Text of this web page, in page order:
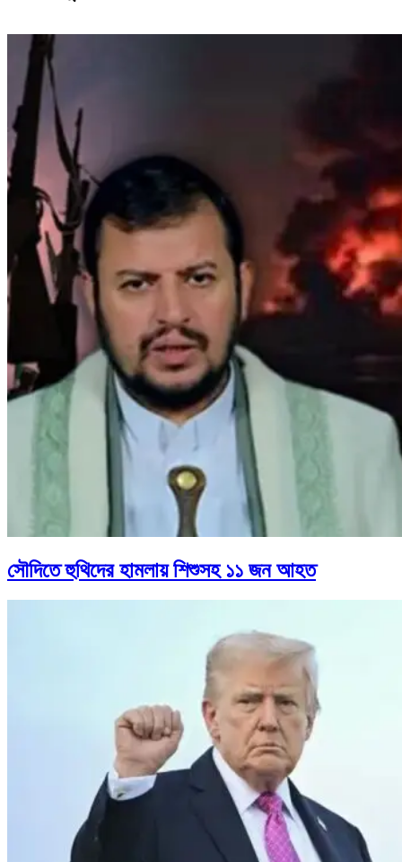
সৌদিতে হুথিদের হামলায় শিশুসহ ১১ জন আহত